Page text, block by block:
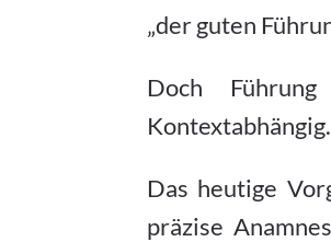
„der guten
Doch
Kontextabhängig.
Das heutige
präzise